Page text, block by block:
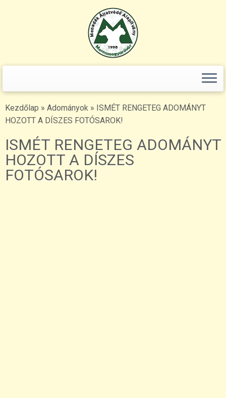
to
Kezdőlap » Adományok » ISMÉT RENGETEG ADOMÁNYT
HOZOTT A DÍSZES FOTÓSAROK!
ISMÉT RENGETEG ADOMÁNYT
HOZOTT A DÍSZES
FOTÓSAROK!